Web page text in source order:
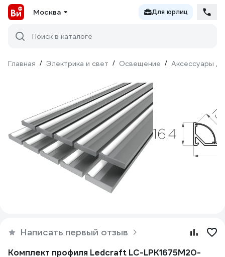
Москва Для юрлиц
Поиск в каталоге
Главная / Электрика и свет / Освещение / Аксессуары
Написать первый отзыв
Комплект профиля Ledcraft LC-LPK1675M20-